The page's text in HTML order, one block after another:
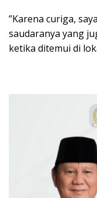
”Karena curiga,
saudaranya yang
ketika ditemui di